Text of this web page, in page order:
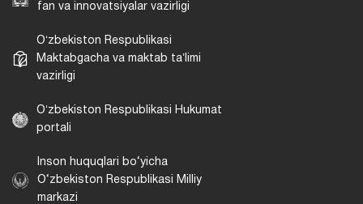
fan va innovatsiyalar vazirligi
Oʻzbekiston Respublikasi
Maktabgacha va maktab taʼlimi
vazirligi
Oʻzbekiston Respublikasi Hukumat
portali
Inson huquqlari bo‘yicha
O‘zbekiston Respublikasi Milliy
markazi